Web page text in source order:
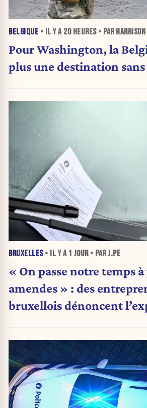
BELGIQUE • IL Y A 20 HEURES• PAR
Pour Washington, la
plus une destination
BRUXELLES• IL Y A 1 JOUR• PAR J.PE
« On passe notre temps à
amendes » : des
bruxellois dénoncent